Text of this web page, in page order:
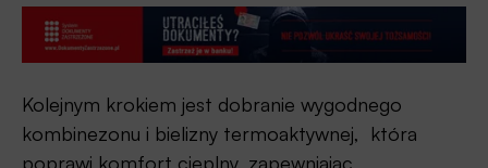
Kolejnym krokiem jest dobranie wygodnego
kombinezonu i bielizny termoaktywnej, która
poprawi komfort cieplny, zapewniając